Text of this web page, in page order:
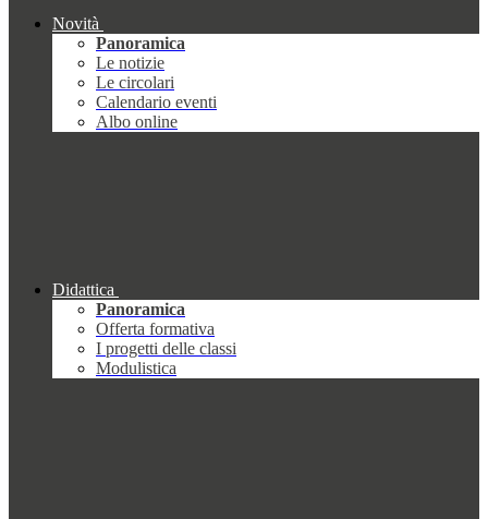
Novità
Panoramica
Le notizie
Le circolari
Calendario eventi
Albo online
Didattica
Panoramica
Offerta formativa
I progetti delle classi
Modulistica